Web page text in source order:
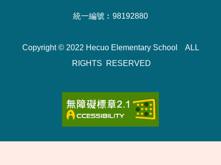
統一編號︰98192880
Copyright © 2022 Hecuo Elementary School ALL
RIGHTS RESERVED